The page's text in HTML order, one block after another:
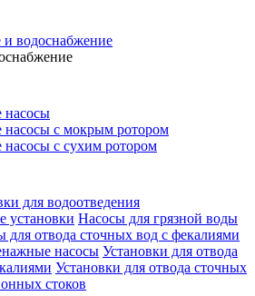
водоснабжение
насосы
с мокрым ротором
с сухим ротором
для водоотведения
установки Насосы для грязной воды
для отвода сточных вод c фекалиями
насосы Установки для отвода
Установки для отвода сточных
стоков